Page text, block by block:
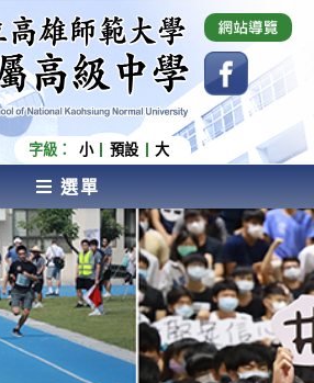
屬高級中學 Affiliated Senior
Kaohsiung Normal
字級： 小 預設 大
選單
HIGH SCHOOL OF NATIONAL
NORMAL UNIVERSITY